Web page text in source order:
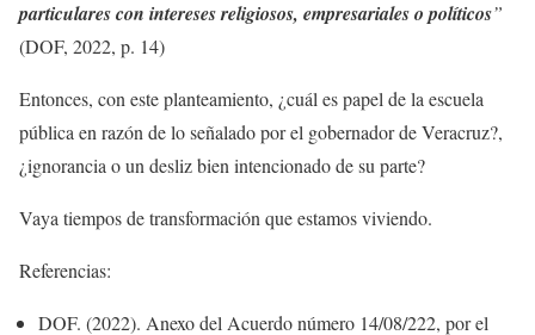
particulares con intereses religiosos, empresariales o políticos”
(DOF, 2022, p. 14)
Entonces, con este planteamiento, ¿cuál es papel de la escuela
pública en razón de lo señalado por el gobernador de Veracruz?,
¿ignorancia o un desliz bien intencionado de su parte?
Vaya tiempos de transformación que estamos viviendo.
Referencias:
DOF. (2022). Anexo del Acuerdo número 14/08/222, por el